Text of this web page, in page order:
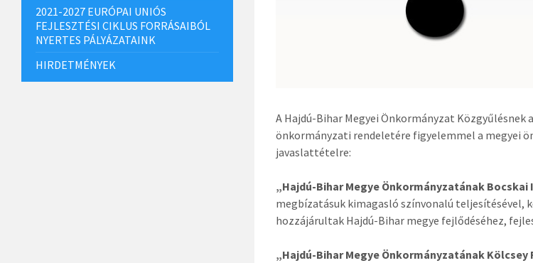
A Hajdú-Bihar Megyei Önkormányzat
önkormányzati rendeletére figyelemmel a megyei
javaslattételre:
„Hajdú-Bihar Megye Önkormányzatának
megbízatásuk kimagasló színvonalú teljesítésével,
hozzájárultak Hajdú-Bihar megye fejlődéséhez,
„Hajdú-Bihar Megye Önkormányzatának Kölcsey
2021-2027 EURÓPAI UNIÓS
FEJLESZTÉSI CIKLUS FORRÁSAIBÓL
NYERTES PÁLYÁZATAINK
HIRDETMÉNYEK